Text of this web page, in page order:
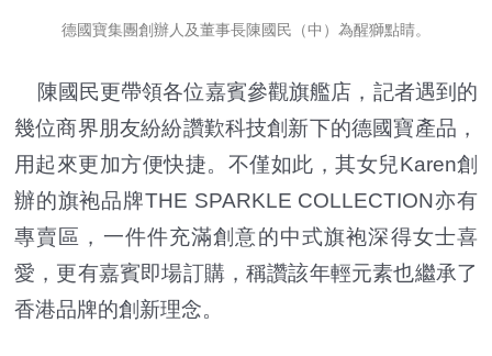
德國寶集團創辦人及董事長陳國民（中）為醒獅點睛。
陳國民更帶領各位嘉賓參觀旗艦店，記者遇到的
幾位商界朋友紛紛讚歎科技創新下的德國寶產品，
用起來更加方便快捷。不僅如此，其女兒Karen創
辦的旗袍品牌THE SPARKLE COLLECTION亦有
專賣區，一件件充滿創意的中式旗袍深得女士喜
愛，更有嘉賓即場訂購，稱讚該年輕元素也繼承了
香港品牌的創新理念。